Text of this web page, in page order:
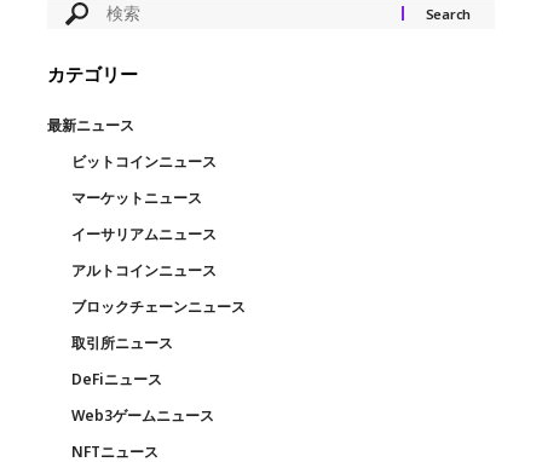
カテゴリー
最新ニュース
ビットコインニュース
マーケットニュース
イーサリアムニュース
アルトコインニュース
ブロックチェーンニュース
取引所ニュース
DeFiニュース
Web3ゲームニュース
NFTニュース